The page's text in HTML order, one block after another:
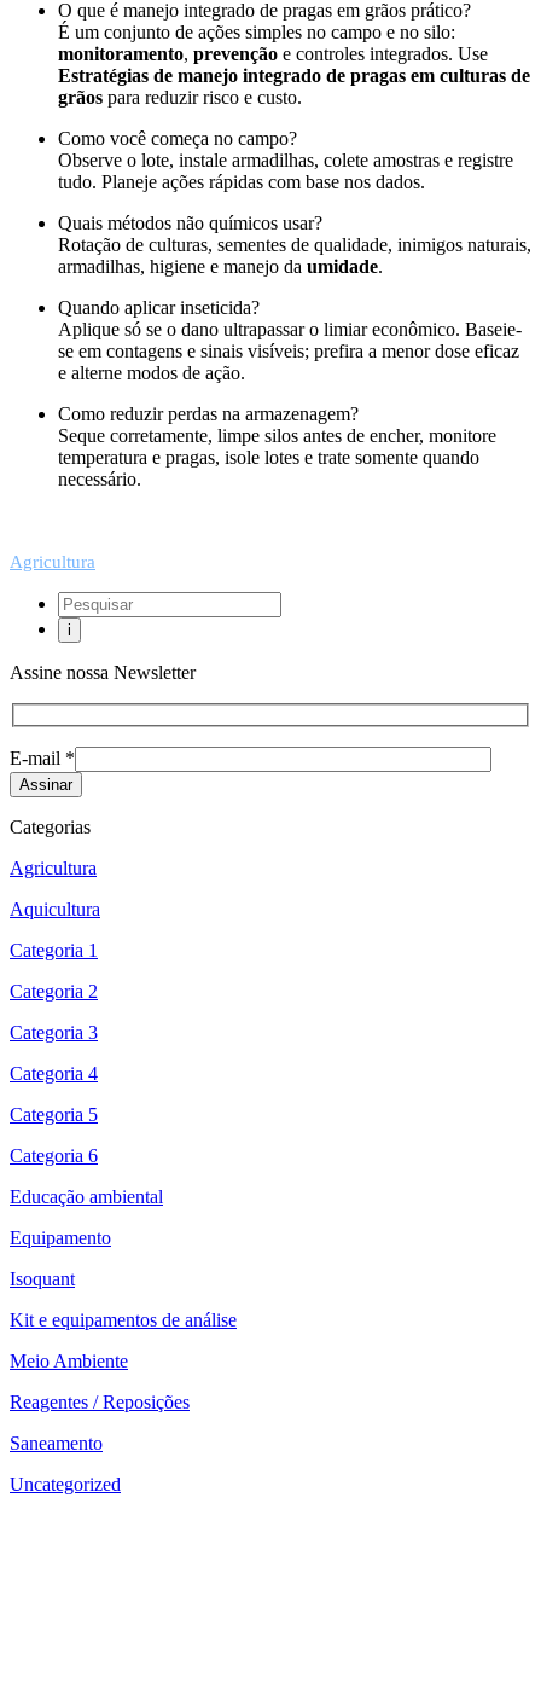
O que é manejo integrado de pragas em grãos prático?
É um conjunto de ações simples no campo e no silo:
monitoramento, prevenção e controles integrados. Use
Estratégias de manejo integrado de pragas em culturas de
grãos para reduzir risco e custo.
Como você começa no campo?
Observe o lote, instale armadilhas, colete amostras e registre
tudo. Planeje ações rápidas com base nos dados.
Quais métodos não químicos usar?
Rotação de culturas, sementes de qualidade, inimigos naturais,
armadilhas, higiene e manejo da umidade.
Quando aplicar inseticida?
Aplique só se o dano ultrapassar o limiar econômico. Baseie-
se em contagens e sinais visíveis; prefira a menor dose eficaz
e alterne modos de ação.
Como reduzir perdas na armazenagem?
Seque corretamente, limpe silos antes de encher, monitore
temperatura e pragas, isole lotes e trate somente quando
necessário.
Agricultura
Assine nossa Newsletter
E-mail *
Categorias
Agricultura
Aquicultura
Categoria 1
Categoria 2
Categoria 3
Categoria 4
Categoria 5
Categoria 6
Educação ambiental
Equipamento
Isoquant
Kit e equipamentos de análise
Meio Ambiente
Reagentes / Reposições
Saneamento
Uncategorized